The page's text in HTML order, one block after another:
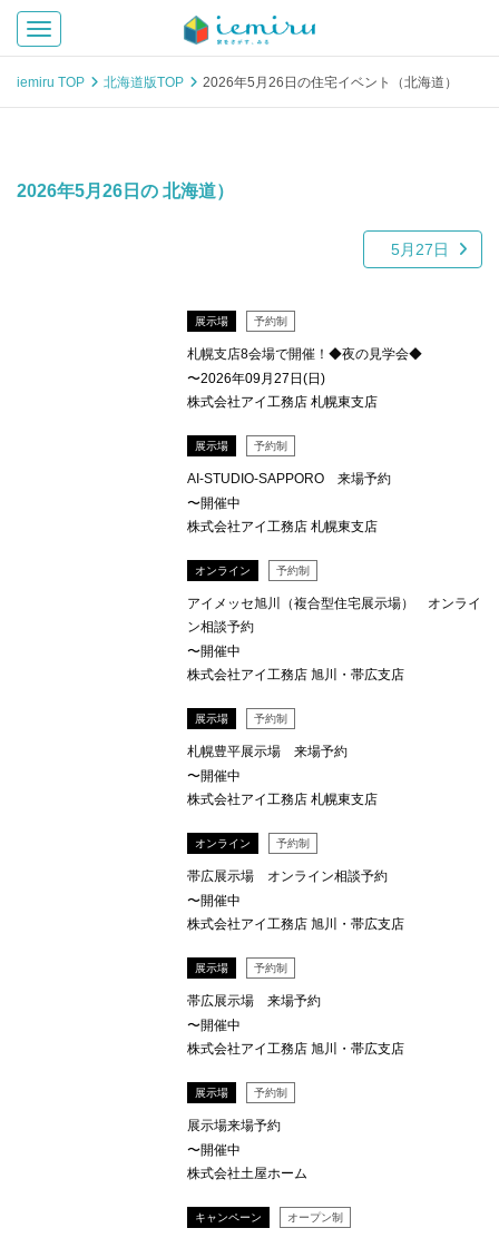
Toggle navigation
iemiru TOP 北海道版TOP 2026年5月26日の住宅イベント（北海道）
2026年5月26日の 北海道）
5月27日
展示場 予約制
札幌支店8会場で開催！◆夜の見学会◆
〜2026年09月27日(日)
株式会社アイ工務店 札幌東支店
展示場 予約制
AI-STUDIO-SAPPORO 来場予約
〜開催中
株式会社アイ工務店 札幌東支店
オンライン 予約制
アイメッセ旭川（複合型住宅展示場） オンライ
ン相談予約
〜開催中
株式会社アイ工務店 旭川・帯広支店
展示場 予約制
札幌豊平展示場 来場予約
〜開催中
株式会社アイ工務店 札幌東支店
オンライン 予約制
帯広展示場 オンライン相談予約
〜開催中
株式会社アイ工務店 旭川・帯広支店
展示場 予約制
帯広展示場 来場予約
〜開催中
株式会社アイ工務店 旭川・帯広支店
展示場 予約制
展示場来場予約
〜開催中
株式会社土屋ホーム
キャンペーン オープン制